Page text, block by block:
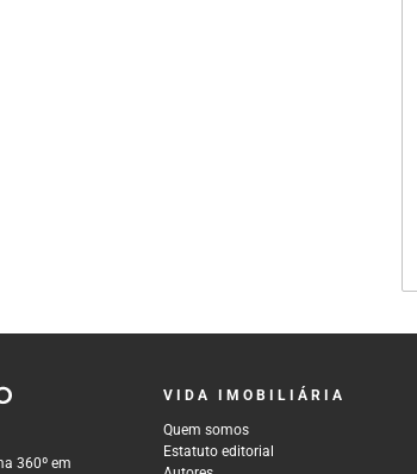
360º em
VIDA IMOBILIÁRIA
Quem somos
Estatuto editorial